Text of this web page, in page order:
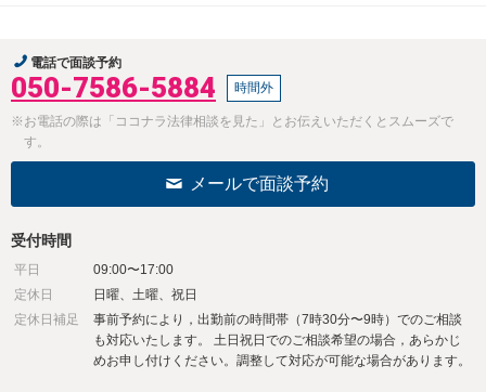
電話で面談予約
050-7586-5884 時間外
※お電話の際は「ココナラ法律相談を見た」とお伝えいただくとスムーズで
す。
メールで面談予約
受付時間
平日
09:00〜17:00
定休日
日曜、土曜、祝日
定休日補足
事前予約により，出勤前の時間帯（7時30分〜9時）でのご相談
も対応いたします。 土日祝日でのご相談希望の場合，あらかじ
めお申し付けください。調整して対応が可能な場合があります。